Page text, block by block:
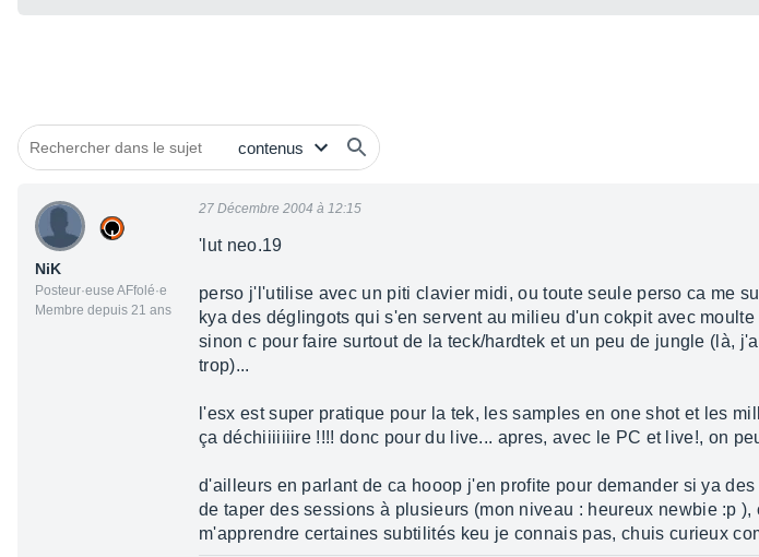
NiK
Posteur·euse AFfolé·e
Membre depuis 21 ans
27 Décembre 2004 à 12:15
'lut neo.19
perso j'l'utilise avec un piti clavier midi, ou toute seule perso ca me
kya des déglingots qui s'en servent au milieu d'un cokpit avec
sinon c pour faire surtout de la teck/hardtek et un peu de jungle (là,
trop)...
l'esx est super pratique pour la tek, les samples en one shot et les
ça déchiiiiiiire !!!! donc pour du live... apres, avec le PC et live!, on
d'ailleurs en parlant de ca hooop j'en profite pour demander si ya
de taper des sessions à plusieurs (mon niveau : heureux newbie :p
m'apprendre certaines subtilités keu je connais pas, chuis curieux